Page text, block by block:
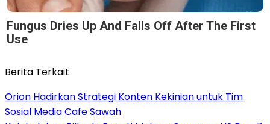
Fungus Dries Up And Falls Off After The First
Use
Berita Terkait
Orion Hadirkan Strategi Konten Kekinian untuk Tim
Sosial Media Cafe Sawah